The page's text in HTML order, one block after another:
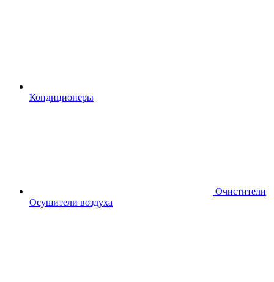
Кондиционеры
Очистители
Осушители воздуха